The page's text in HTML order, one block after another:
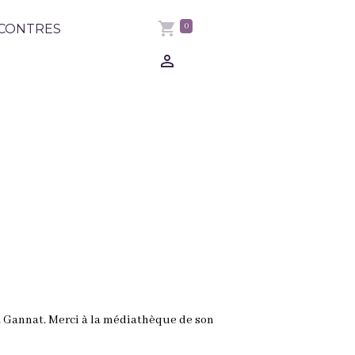
0
Merci à la médiathèque de son